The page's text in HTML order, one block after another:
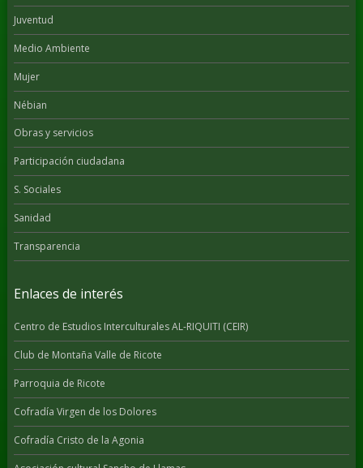
Juventud
Medio Ambiente
Mujer
Nébian
Obras y servicios
Participación ciudadana
S. Sociales
Sanidad
Transparencia
Enlaces de interés
Centro de Estudios Interculturales AL-RIQUITI (CEIR)
Club de Montaña Valle de Ricote
Parroquia de Ricote
Cofradía Virgen de los Dolores
Cofradía Cristo de la Agonia